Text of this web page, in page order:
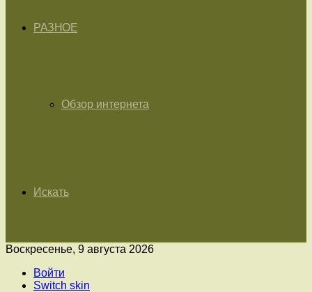
РАЗНОЕ
Обзор интернета
Искать
Воскресенье, 9 августа 2026
Войти
Switch skin